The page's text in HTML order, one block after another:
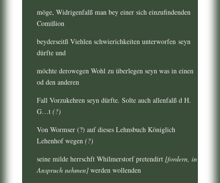
möge, Widrigenfalß man bey einer sich einzufindenden
Comißion
beyderseitß Viehlen schwierichkeiten unterworfen seyn
dürfte und
möchte derowegen Wohl zu überlegen seyn was in einen
od den anderen
Fall Vorzukehren seyn dürfte. Solte auch allenfalß d H.
G…t (?)
Von Wormser (?) auf dieses Lehnsbuch Königlich
Lehenhof wegen (?)
seine milde herrschft Whilmerstorf pretendirt [fordern, in
Anspruch nehmen]werden wollenden